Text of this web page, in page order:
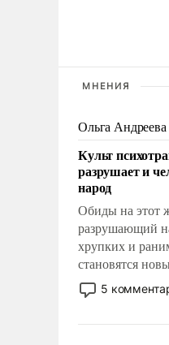
МНЕНИЯ
Ольга Андреева
Культ
разрушает и
народ
Обиды на этот
разрушающий
хрупких и
становятся
постепенно
отменяя
мужественным
5